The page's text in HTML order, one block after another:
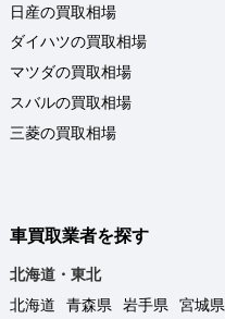
日産の買取相場
ダイハツの買取相場
マツダの買取相場
スバルの買取相場
三菱の買取相場
車買取業者を探す
北海道・東北
北海道
青森県 岩手県 宮城県